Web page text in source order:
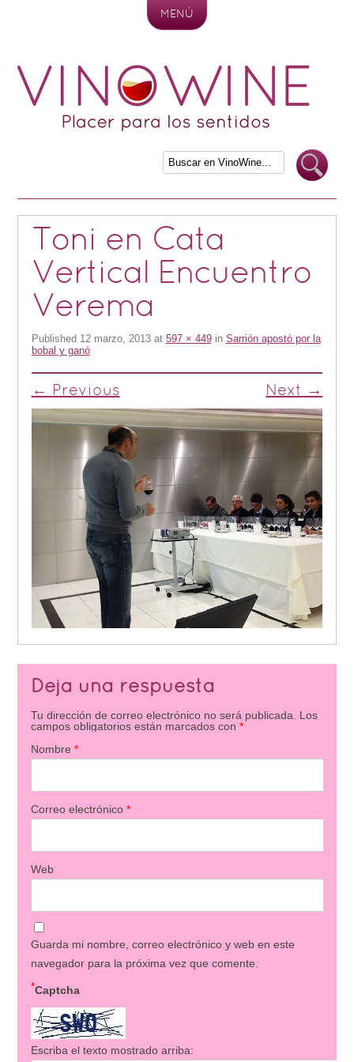
MENÚ
Toni en Cata
Vertical Encuentro
Verema
Published 12 marzo, 2013at 597 × 449in Sarrión apostó por la
bobal y ganó
← Previous Next →
Deja una respuesta
Tu dirección de correo electrónico no será publicada.
Los
campos obligatorios están marcados con *
Nombre *
Correo electrónico *
Web
Guarda mi nombre, correo electrónico y web en este
navegador para la próxima vez que comente.
Captcha
*
Escriba el texto mostrado arriba: